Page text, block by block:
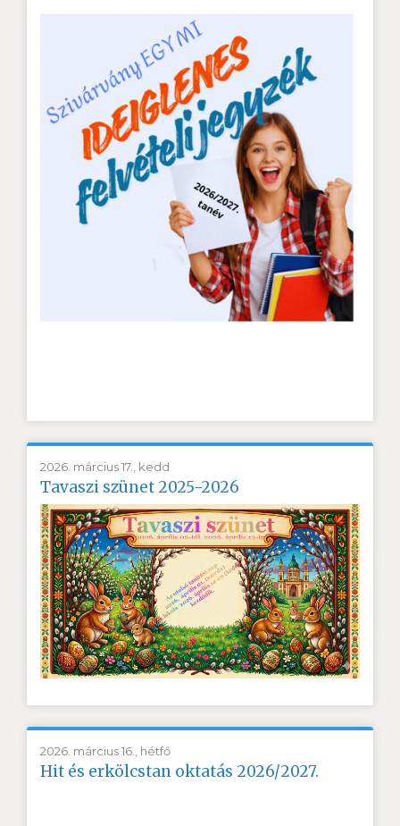
2026. március 17., kedd
Tavaszi szünet 2025-2026
2026. március 16., hétfő
Hit és erkölcstan oktatás 2026/2027.